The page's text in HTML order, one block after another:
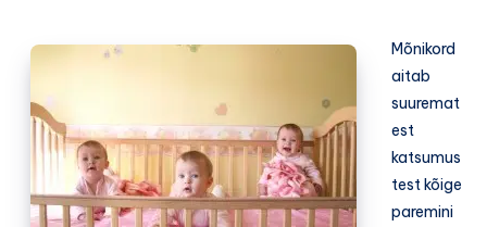
Mõnikord
aitab
suuremat
est
katsumus
test kõige
paremini